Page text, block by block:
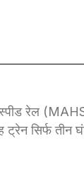
रेल
सिर्फ तीन